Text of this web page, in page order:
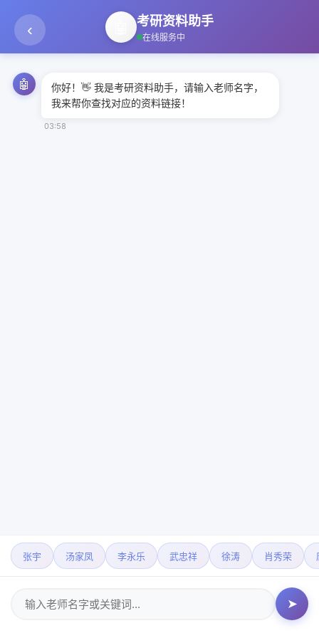
‹ 考研资料助手
在线服务中
🤖
你好！👋 我是考研资料助手，请输入老师名字，
我来帮你查找对应的资料链接！
03:58
张宇 汤家凤 李永乐 武忠祥 徐涛 肖秀荣
➤